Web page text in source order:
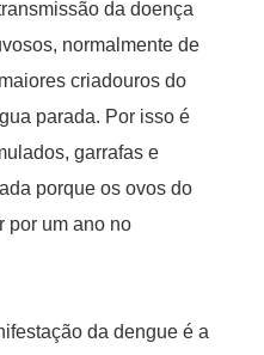
da doença
normalmente de
criadouros do
parada. Por isso é
garrafas e
porque os ovos do
por um ano no
da dengue é a